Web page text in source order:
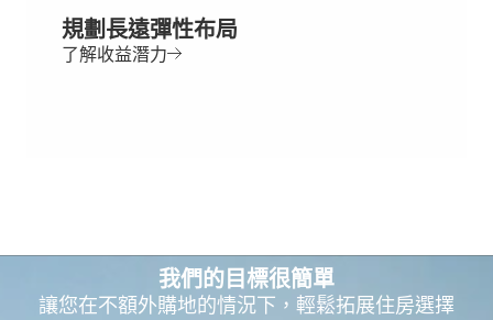
規劃長遠彈性布局
了解收益潛力
我們的目標很簡單
讓您在不額外購地的情況下，輕鬆拓展住房選擇